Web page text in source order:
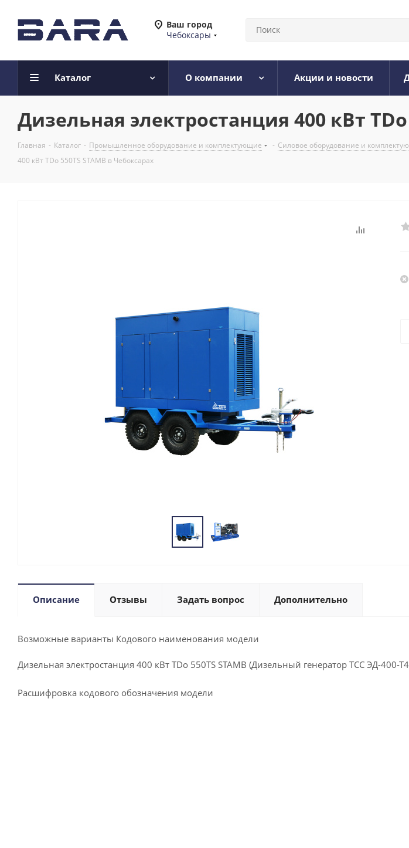
Ваш город
Чебоксары
Каталог О компании Акции и новости
Дизельная электростанция 400 кВт TDo
Главная - Каталог - Промышленное оборудование и комплектующие - Силовое оборудование и
400 кВт TDo 550TS STAMB в Чебоксарах
Описание Отзывы Задать вопрос Дополнительно
Возможные варианты Кодового наименования модели
Дизельная электростанция 400 кВт TDo 550TS STAMB (Дизельный генератор ТСС ЭД-400-
Расшифровка кодового обозначения модели